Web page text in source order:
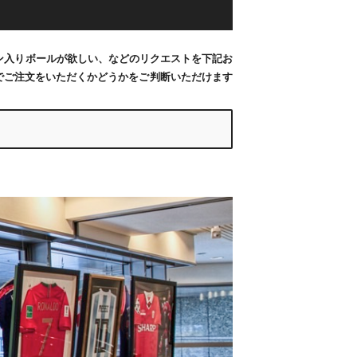
りボールが欲しい、などのリクエストを下記お
注文をいただくかどうかをご判断いただけます